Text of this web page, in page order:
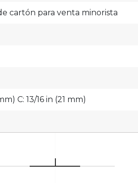
cartón para venta minorista
C: 13/16 in (21 mm)